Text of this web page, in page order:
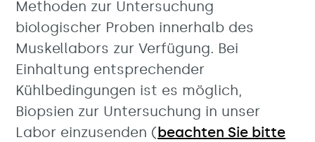
Methoden zur Untersuchung
biologischer Proben innerhalb des
Muskellabors zur Verfügung. Bei
Einhaltung entsprechender
Kühlbedingungen ist es möglich,
Biopsien zur Untersuchung in unser
Labor einzusenden ( beachten Sie bitte